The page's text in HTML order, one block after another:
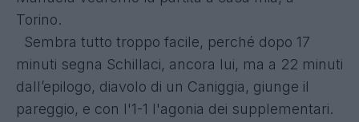
Torino.
Sembra tutto troppo facile, perché dopo 17
minuti segna Schillaci, ancora lui, ma a 22 minuti
dall’epilogo, diavolo di un Caniggia, giunge il
pareggio, e con l'1-1 l'agonia dei supplementari.